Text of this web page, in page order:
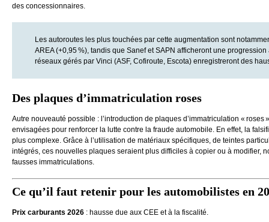
des concessionnaires.
Les autoroutes les plus touchées par cette augmentation sont
AREA (+0,95 %), tandis que Sanef et SAPN afficheront une
réseaux gérés par Vinci (ASF, Cofiroute, Escota) enregistreront des
Des plaques d’immatriculation roses
Autre nouveauté possible : l’introduction de plaques d’immatriculation « roses
envisagées pour renforcer la lutte contre la fraude automobile. En effet, la
plus complexe. Grâce à l’utilisation de matériaux spécifiques, de teintes
intégrés, ces nouvelles plaques seraient plus difficiles à copier ou à modifier,
fausses immatriculations.
Ce qu’il faut retenir pour les automobilistes en
Prix carburants 2026 : hausse due aux CEE et à la fiscalité.